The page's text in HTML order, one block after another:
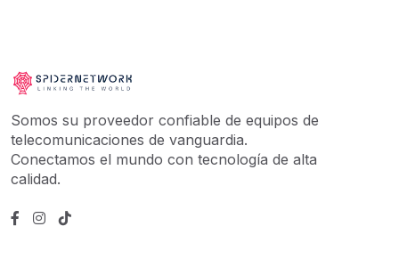
Somos su proveedor confiable de equipos de
telecomunicaciones de vanguardia.
Conectamos el mundo con tecnología de alta
calidad.